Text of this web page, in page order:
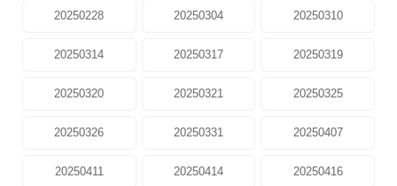
20250228 20250304 20250310
20250314 20250317 20250319
20250320 20250321 20250325
20250326 20250331 20250407
20250411 20250414 20250416